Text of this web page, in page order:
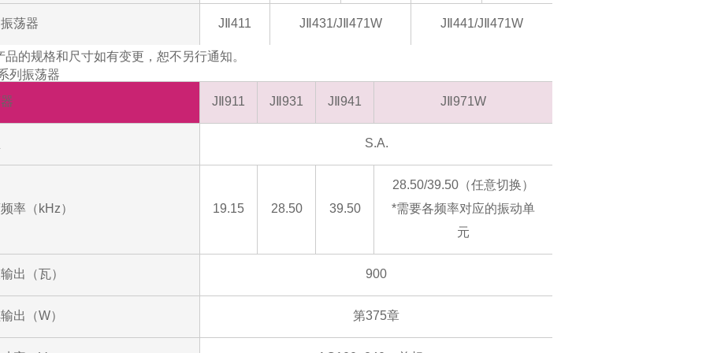
荡器 JⅡ411 JⅡ431/JⅡ471W JⅡ441/JⅡ471W
品的规格和尺寸如有变更，恕不另行通知。
列振荡器
JⅡ911 JⅡ931 JⅡ941 JⅡ971W
S.A.
率（kHz） 19.15 28.50 39.50
28.50/39.50（任意切换）
*需要各频率对应的振动单
元
出（瓦） 900
出（W） 第375章